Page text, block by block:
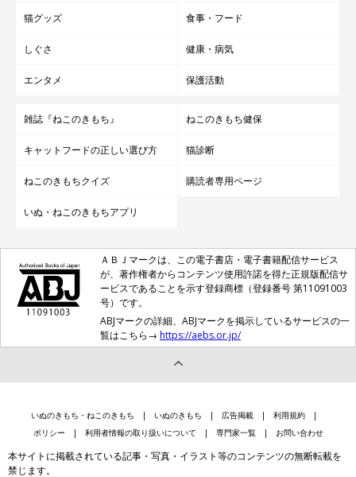
る？
フリー回答で一番目立ったのは、「カリカリマシーン」。
リマシーンV2C 猫 犬 自動給餌器 カメラ付き スマホ操
作 5gプロペラ付き 自動餌やり機 給餌器 ペット 乾燥剤
猫グッズ 食事・フード
しぐさ 健康・病気
エンタメ 保護活動
雑誌『ねこのきもち』 ねこのきもち健保
キャットフードの正しい選び方 猫診断
ねこのきもちクイズ 購読者専用ページ
いぬ・ねこのきもちアプリ
ＡＢＪマークは、この電子書店・電子書籍配信サービス
が、著作権者からコンテンツ使用許諾を得た正規版配信サ
ービスであることを示す登録商標（登録番号 第11091003
号）です。
ABJマークの詳細、ABJマークを掲示しているサービスの一
覧はこちら→ https://aebs.or.jp/
いぬのきもち・ねこのきもち いぬのきもち 広告掲載
利用規約
ポリシー
利用者情報の取り扱いについて 専門家一覧 お問い合わせ
本サイトに掲載されている記事・写真・イラスト等のコンテンツの無断転載を
禁じます。